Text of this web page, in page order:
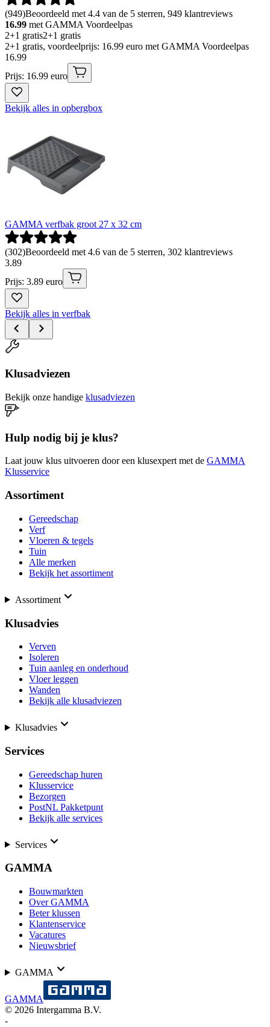
(949)Beoordeeld met 4.4 van de 5 sterren, 949 klantreviews
16.99 met GAMMA Voordeelpas
2+1 gratis2+1 gratis
2+1 gratis, voordeelprijs: 16.99 euro met GAMMA Voordeelpas
16.99
Prijs: 16.99 euro
Bekijk alles in opbergbox
GAMMA verfbak groot 27 x 32 cm
(302)Beoordeeld met 4.6 van de 5 sterren, 302 klantreviews
3.89
Prijs: 3.89 euro
Bekijk alles in verfbak
Klusadviezen
Bekijk onze handige klusadviezen
Hulp nodig bij je klus?
Laat jouw klus uitvoeren door een klusexpert met de GAMMA
Klusservice
Assortiment
Gereedschap
Verf
Vloeren & tegels
Tuin
Alle merken
Bekijk het assortiment
Assortiment
Klusadvies
Verven
Isoleren
Tuin aanleg en onderhoud
Vloer leggen
Wanden
Bekijk alle klusadviezen
Klusadvies
Services
Gereedschap huren
Klusservice
Bezorgen
PostNL Pakketpunt
Bekijk alle services
Services
GAMMA
Bouwmarkten
Over GAMMA
Beter klussen
Klantenservice
Vacatures
Nieuwsbrief
GAMMA
GAMMA
© 2026 Intergamma B.V.
-